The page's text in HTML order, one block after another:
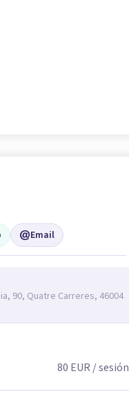
Email
90, Quatre Carreres, 46004
80 EUR / sesión